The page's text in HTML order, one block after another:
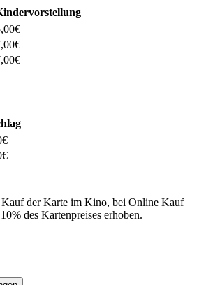
Kauf der Karte im Kino, bei Online Kauf
des Kartenpreises erhoben.